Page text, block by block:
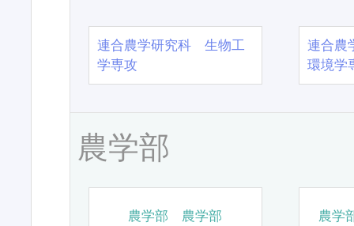
連合農学研究科 生物工
学専攻
連合農
環境学
農学部
農学部 農学部 農学